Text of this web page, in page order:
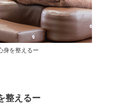
身を整えるー
整えるー